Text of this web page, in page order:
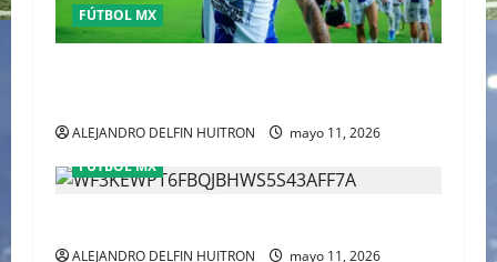
FÚTBOL MX
ALEJANDRO DELFIN HUITRON
mayo 11, 2026
FÚTBOL MX
ALEJANDRO DELFIN HUITRON mayo 11, 2026